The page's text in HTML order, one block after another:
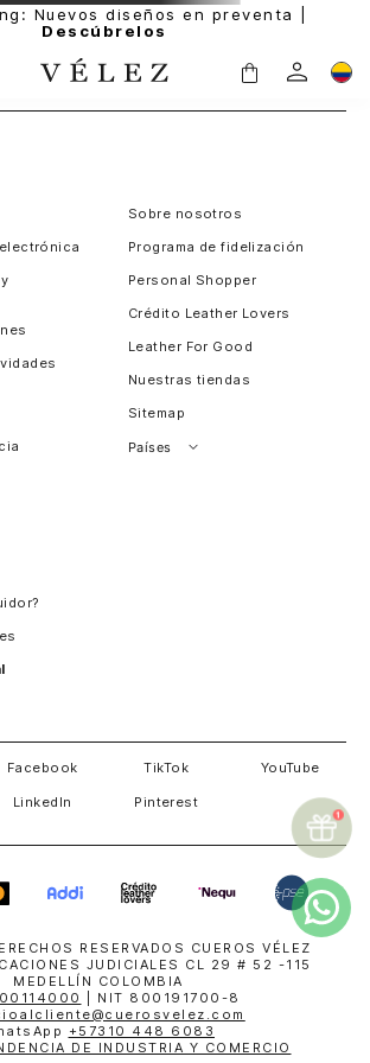
Nuevos diseños en preventa |
Descúbrelos
Sobre nosotros
Programa de fidelización
Personal Shopper
Crédito Leather Lovers
Leather For Good
Nuestras tiendas
Sitemap
Países
Facebook TikTok YouTube
LinkedIn Pinterest
RESERVADOS CUEROS VÉLEZ
JUDICIALES CL 29 # 52 -115
MEDELLÍN COLOMBIA
| NIT 800191700-8
+57310 448 6083
DE INDUSTRIA Y COMERCIO